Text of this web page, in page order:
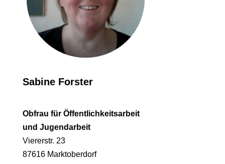
Sabine Forster
Obfrau für Öffentlichkeitsarbeit
und Jugendarbeit
Viererstr. 23
87616 Marktoberdorf